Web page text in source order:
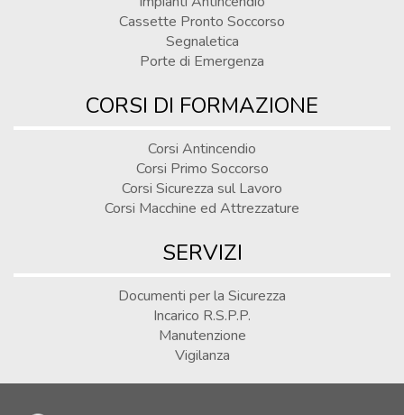
Cassette Pronto Soccorso
Segnaletica
Porte di Emergenza
CORSI DI FORMAZIONE
Corsi Antincendio
Corsi Primo Soccorso
Corsi Sicurezza sul Lavoro
Corsi Macchine ed Attrezzature
SERVIZI
Documenti per la Sicurezza
Incarico R.S.P.P.
Manutenzione
Vigilanza